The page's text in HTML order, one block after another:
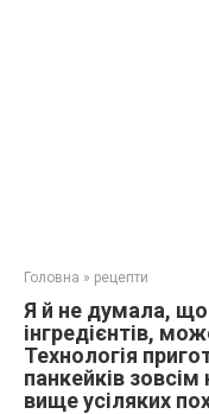
Головна » рецепти
Я й не думала, що
інгредієнтів,
Технологія
панкейків
вище усіляких